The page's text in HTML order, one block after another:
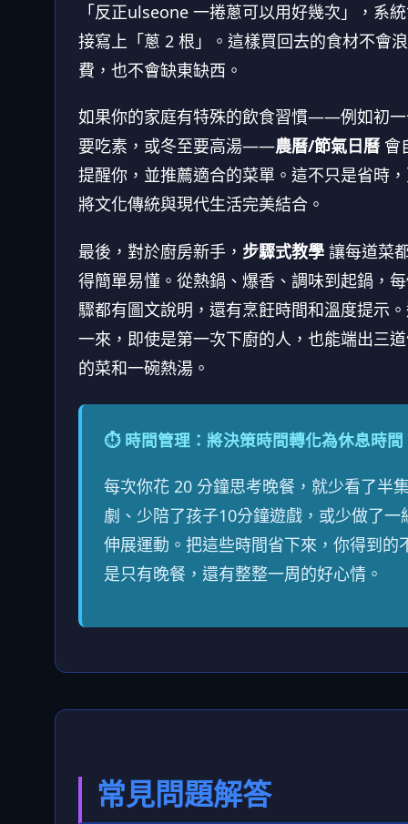
「反正ulseone 一捲蔥可以用好幾次」，系
接寫上「蔥 2 根」。這樣買回去的食材不會浪
費，也不會缺東缺西。
如果你的家庭有特殊的飲食習慣——例如初
要吃素，或冬至要高湯——農曆/節氣日曆 會
提醒你，並推薦適合的菜單。這不只是省時
將文化傳統與現代生活完美結合。
最後，對於廚房新手， 步驟式教學 讓每道菜
得簡單易懂。從熱鍋、爆香、調味到起鍋，
驟都有圖文說明，還有烹飪時間和溫度提示
一來，即使是第一次下廚的人，也能端出三
的菜和一碗熱湯。
⏱ 時間管理：將決策時間轉化為休息時間
每次你花 20 分鐘思考晚餐，就少看了半
劇、少陪了孩子10分鐘遊戲，或少做了一
伸展運動。把這些時間省下來，你得到的
是只有晚餐，還有整整一周的好心情。
常見問題解答